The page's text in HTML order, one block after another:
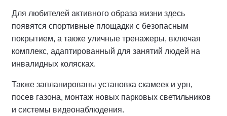
Для любителей активного образа жизни здесь
появятся спортивные площадки с безопасным
покрытием, а также уличные тренажеры, включая
комплекс, адаптированный для занятий людей на
инвалидных колясках.
Также запланированы установка скамеек и урн,
посев газона, монтаж новых парковых светильников
и системы видеонаблюдения.